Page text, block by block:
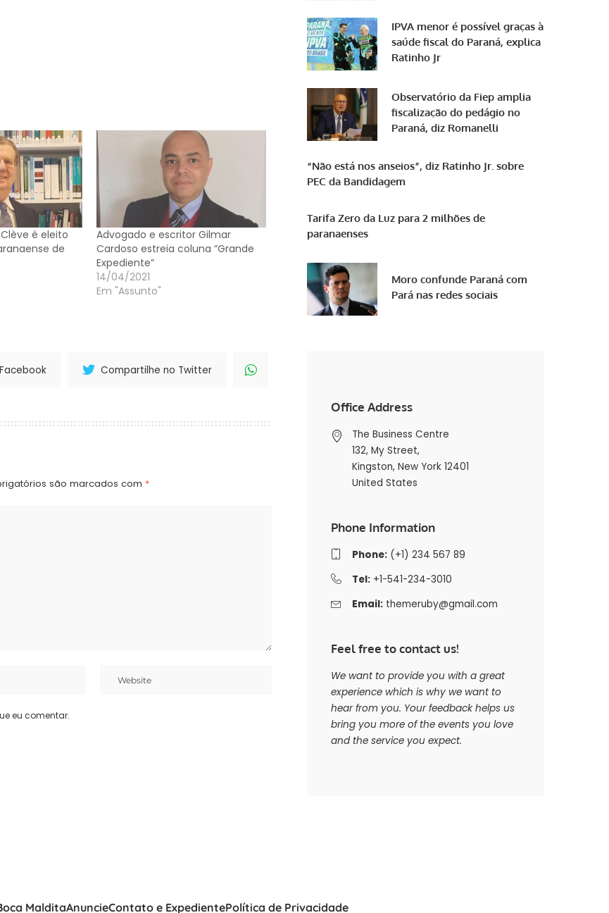
é eleito
de
Advogado e escritor Gilmar
Cardoso estreia coluna “Grande
Expediente”
14/04/2021
Em "Assunto"
Compartilhe no Twitter
são marcados com *
eu comentar.
IPVA menor é possível graças à
saúde fiscal do Paraná, explica
Ratinho Jr
Observatório da Fiep amplia
fiscalização do pedágio no
Paraná, diz Romanelli
“Não está nos anseios”, diz Ratinho Jr. sobre
PEC da Bandidagem
Tarifa Zero da Luz para 2 milhões de
paranaenses
Moro confunde Paraná com
Pará nas redes sociais
Office Address
The Business Centre
132, My Street,
Kingston, New York 12401
United States
Phone Information
Phone:(+1) 234 567 89
Tel:+1-541-234-3010
Email: themeruby@gmail.com
Feel free to contact us!
We want to provide you with a great
experience which is why we want to
hear from you. Your feedback helps us
bring you more of the events you love
and the service you expect.
MalditaAnuncieContato e ExpedientePolítica de Privacidade